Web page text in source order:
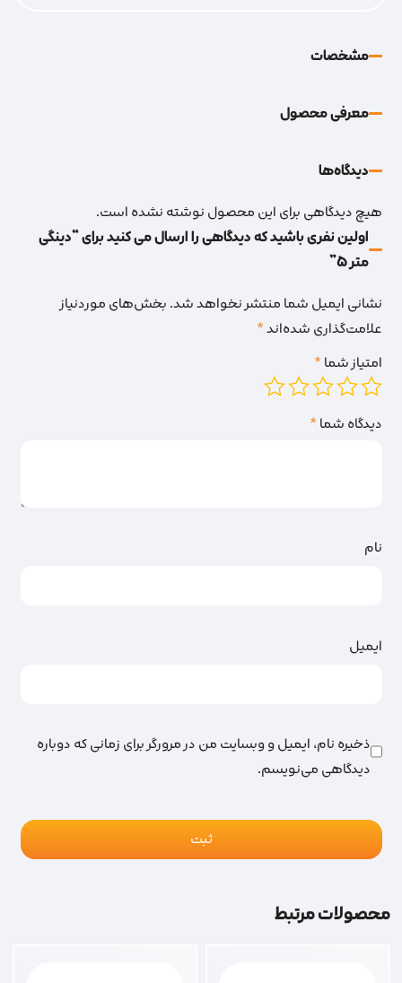
مشخصات
معرفی محصول
دیدگاه‌‌ها
هیچ دیدگاهی برای این محصول نوشته نشده است.
اولین نفری باشید که دیدگاهی را ارسال می کنید برای “دینگی
متر 5”
نشانی ایمیل شما منتشر نخواهد شد.بخش‌های موردنیاز
علامت‌گذاری شده‌اند*
امتیاز شما*
دیدگاه شما*
نام
ایمیل
ذخیره نام، ایمیل و وبسایت من در مرورگر برای زمانی که دوباره
دیدگاهی می‌نویسم.
محصولات مرتبط